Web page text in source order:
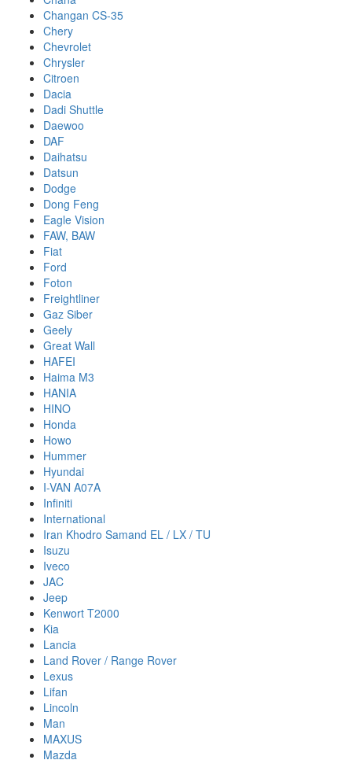
Changan CS-35
Chery
Chevrolet
Chrysler
Citroen
Dacia
Dadi Shuttle
Daewoo
DAF
Daihatsu
Datsun
Dodge
Dong Feng
Eagle Vision
FAW, BAW
Fiat
Ford
Foton
Freightliner
Gaz Siber
Geely
Great Wall
HAFEI
Haima M3
HANIA
HINO
Honda
Howo
Hummer
Hyundai
I-VAN A07A
Infiniti
International
Iran Khodro Samand EL / LX / TU
Isuzu
Iveco
JAC
Jeep
Kenwort T2000
Kia
Lancia
Land Rover / Range Rover
Lexus
Lifan
Lincoln
Man
MAXUS
Mazda